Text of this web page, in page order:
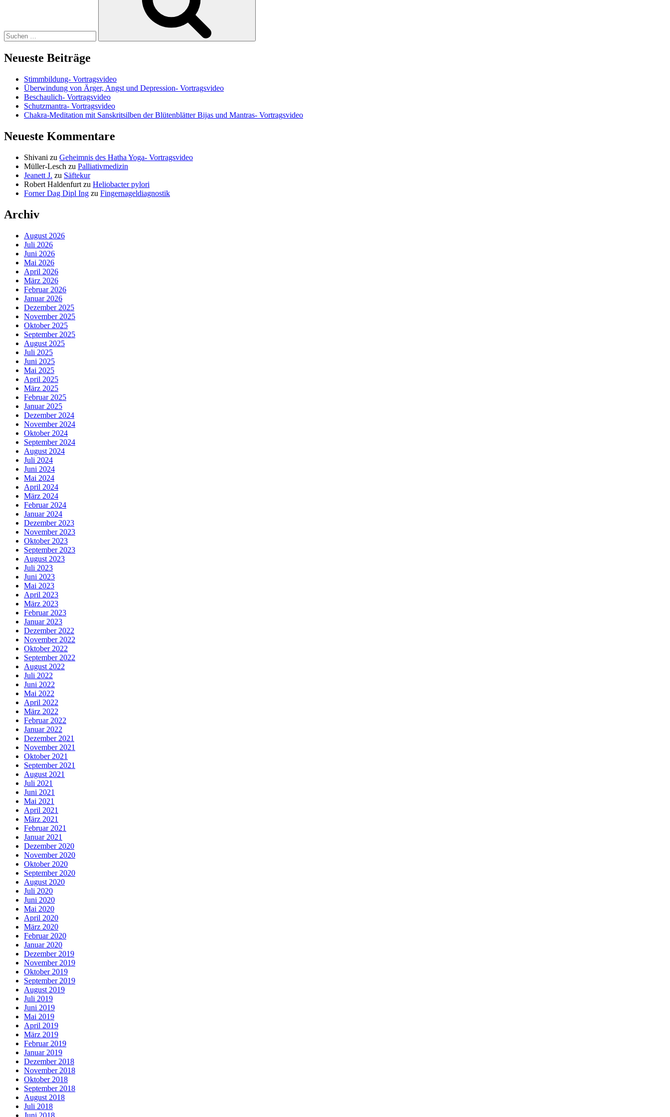
Neueste Beiträge
Stimmbildung- Vortragsvideo
Überwindung von Ärger, Angst und Depression- Vortragsvideo
Beschaulich- Vortragsvideo
Schutzmantra- Vortragsvideo
Chakra-Meditation mit Sanskritsilben der Blütenblätter Bijas und Mantras- Vortragsvideo
Neueste Kommentare
Shivani zu Geheimnis des Hatha Yoga- Vortragsvideo
Müller-Lesch zu Palliativmedizin
Jeanett J. zu Säftekur
Robert Haldenfurt zu Heliobacter pylori
Forner Dag Dipl Ing zu Fingernageldiagnostik
Archiv
August 2026
Juli 2026
Juni 2026
Mai 2026
April 2026
März 2026
Februar 2026
Januar 2026
Dezember 2025
November 2025
Oktober 2025
September 2025
August 2025
Juli 2025
Juni 2025
Mai 2025
April 2025
März 2025
Februar 2025
Januar 2025
Dezember 2024
November 2024
Oktober 2024
September 2024
August 2024
Juli 2024
Juni 2024
Mai 2024
April 2024
März 2024
Februar 2024
Januar 2024
Dezember 2023
November 2023
Oktober 2023
September 2023
August 2023
Juli 2023
Juni 2023
Mai 2023
April 2023
März 2023
Februar 2023
Januar 2023
Dezember 2022
November 2022
Oktober 2022
September 2022
August 2022
Juli 2022
Juni 2022
Mai 2022
April 2022
März 2022
Februar 2022
Januar 2022
Dezember 2021
November 2021
Oktober 2021
September 2021
August 2021
Juli 2021
Juni 2021
Mai 2021
April 2021
März 2021
Februar 2021
Januar 2021
Dezember 2020
November 2020
Oktober 2020
September 2020
August 2020
Juli 2020
Juni 2020
Mai 2020
April 2020
März 2020
Februar 2020
Januar 2020
Dezember 2019
November 2019
Oktober 2019
September 2019
August 2019
Juli 2019
Juni 2019
Mai 2019
April 2019
März 2019
Februar 2019
Januar 2019
Dezember 2018
November 2018
Oktober 2018
September 2018
August 2018
Juli 2018
Juni 2018